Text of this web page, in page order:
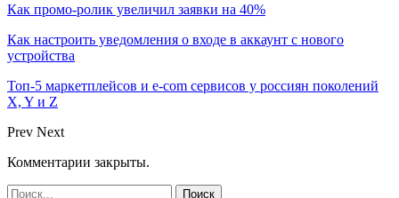
Как промо-ролик увеличил заявки на 40%
Как настроить уведомления о входе в аккаунт с нового
устройства
Топ-5 маркетплейсов и e-com сервисов у россиян поколений
X, Y и Z
Prev Next
Комментарии закрыты.